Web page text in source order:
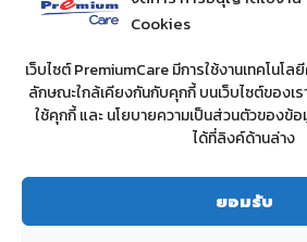
Cookies
เว็บไซต์ PremiumCare มีการใช้งานเทคโนโ
ลักษณะใกล้เคียงกันกับคุกกี้ บนเว็บไซต์ของเ
ใช้คุกกี้ และ นโยบายความเป็นส่วนตัวของข้
ได้ที่ลิงค์ด้านล่าง
ยอมรับ
สอบถามข้อมูลเพิ่มเติมได้ที่
บริษัท ที.วี.ซี. คาร์แคร์ จำกัด
สำนักงาน : 10/37 ซอยลาดพร้าว 28 ถนนลาดพร้
แขวงจันทรเกษม เขตวังทองหลาง กรุงเทพฯ
โทร : 02-512-0283
www.premium-carcare.com